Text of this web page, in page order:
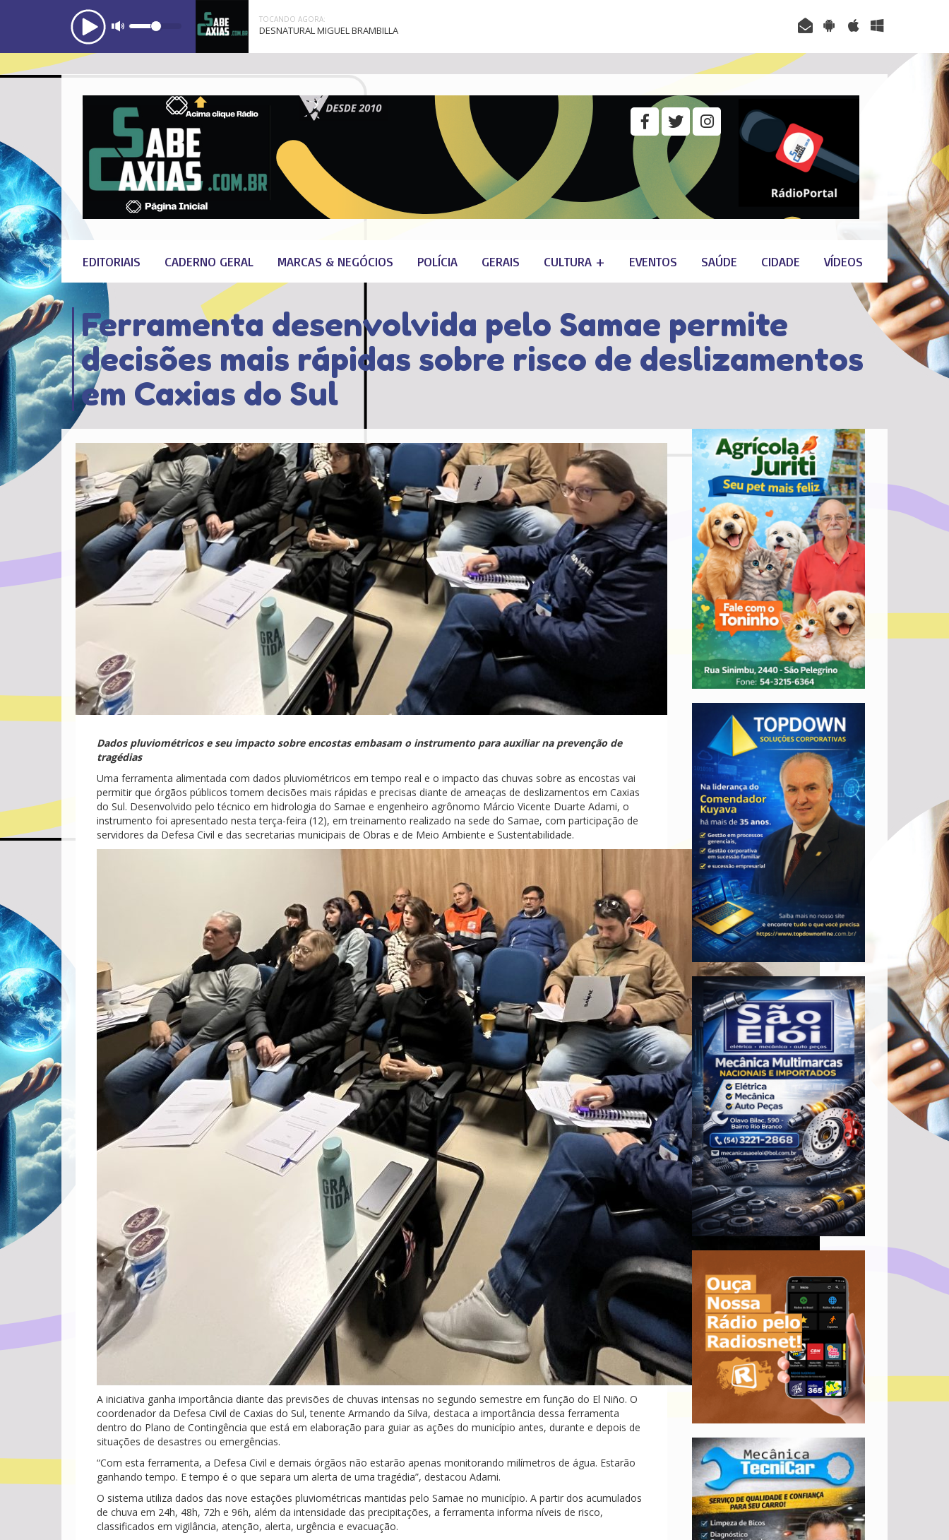
TOCANDO AGORA:
DESNATURAL MIGUEL BRAMBILLA
EDITORIAIS CADERNO GERAL MARCAS & NEGÓCIOS POLÍCIA GERAIS CULTURA + EVENTOS SAÚDE CIDADE VÍDEOS
Ferramenta desenvolvida pelo Samae permite
decisões mais rápidas sobre risco de deslizamentos
em Caxias do Sul
Dados pluviométricos e seu impacto sobre encostas embasam o instrumento para auxiliar na prevenção de
tragédias
Uma ferramenta alimentada com dados pluviométricos em tempo real e o impacto das chuvas sobre as encostas vai
permitir que órgãos públicos tomem decisões mais rápidas e precisas diante de ameaças de deslizamentos em Caxias
do Sul. Desenvolvido pelo técnico em hidrologia do Samae e engenheiro agrônomo Márcio Vicente Duarte Adami, o
instrumento foi apresentado nesta terça-feira (12), em treinamento realizado na sede do Samae, com participação de
servidores da Defesa Civil e das secretarias municipais de Obras e de Meio Ambiente e Sustentabilidade.
A iniciativa ganha importância diante das previsões de chuvas intensas no segundo semestre em função do El Niño. O
coordenador da Defesa Civil de Caxias do Sul, tenente Armando da Silva, destaca a importância dessa ferramenta
dentro do Plano de Contingência que está em elaboração para guiar as ações do município antes, durante e depois de
situações de desastres ou emergências.
“Com esta ferramenta, a Defesa Civil e demais órgãos não estarão apenas monitorando milímetros de água. Estarão
ganhando tempo. E tempo é o que separa um alerta de uma tragédia”, destacou Adami.
O sistema utiliza dados das nove estações pluviométricas mantidas pelo Samae no município. A partir dos acumulados
de chuva em 24h, 48h, 72h e 96h, além da intensidade das precipitações, a ferramenta informa níveis de risco,
classificados em vigilância, atenção, alerta, urgência e evacuação.